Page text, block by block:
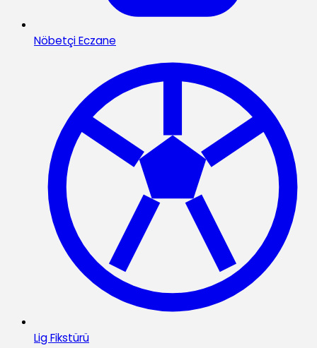
Nöbetçi Eczane
Lig Fikstürü